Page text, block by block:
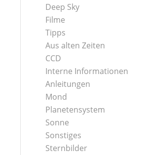
Deep Sky
Filme
Tipps
Aus alten Zeiten
CCD
Interne Informationen
Anleitungen
Mond
Planetensystem
Sonne
Sonstiges
Sternbilder